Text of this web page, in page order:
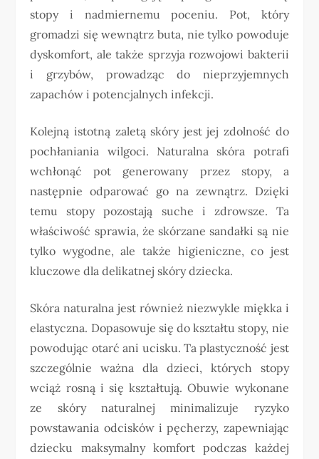
stopy i nadmiernemu poceniu. Pot, który
gromadzi się wewnątrz buta, nie tylko powoduje
dyskomfort, ale także sprzyja rozwojowi bakterii
i grzybów, prowadząc do nieprzyjemnych
zapachów i potencjalnych infekcji.
Kolejną istotną zaletą skóry jest jej zdolność do
pochłaniania wilgoci. Naturalna skóra potrafi
wchłonąć pot generowany przez stopy, a
następnie odparować go na zewnątrz. Dzięki
temu stopy pozostają suche i zdrowsze. Ta
właściwość sprawia, że skórzane sandałki są nie
tylko wygodne, ale także higieniczne, co jest
kluczowe dla delikatnej skóry dziecka.
Skóra naturalna jest również niezwykle miękka i
elastyczna. Dopasowuje się do kształtu stopy, nie
powodując otarć ani ucisku. Ta plastyczność jest
szczególnie ważna dla dzieci, których stopy
wciąż rosną i się kształtują. Obuwie wykonane
ze skóry naturalnej minimalizuje ryzyko
powstawania odcisków i pęcherzy, zapewniając
dziecku maksymalny komfort podczas każdej